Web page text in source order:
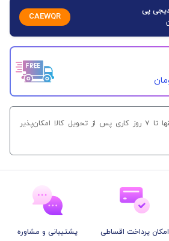
CAEWQR
امکان بازگشت کالا تنها تا ۷ روز کاری پس از تحویل کالا امکان‌پذیر
امکان پرداخت اقساطی
پشتیبانی و مشاوره